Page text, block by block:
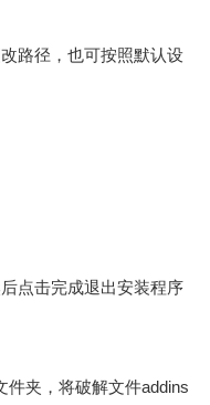
路径，也可按照默认设
点击完成退出安装程序
件夹，将破解文件addins